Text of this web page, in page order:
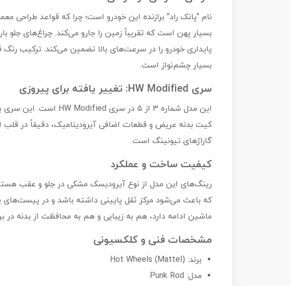
نام "پانک راد" برازنده این خودرو است؛ چرا که قواعد
پایداری خودرو را در سرعت‌های بالا تضمین می‌کند. ترکیب
بسیار چشم‌نواز است.
سری HW Modified: تغییر یافته برای پیروزی
کیت بدنه عریض و قطعات اضافی آیرودینامیک، دقیقاً در
گاراژهای تیونینگ است.
کیفیت ساخت و عملکرد
رینگ‌های این مدل از نوع آیرودیسک مشکی در جلو و عقب
که باعث می‌شود مرکز ثقل پایینی داشته باشد و در
ماشین ادامه دارد، هم به زیبایی و هم به محافظت از بدنه در
مشخصات فنی و کلکسیونی
برند: Hot Wheels (Mattel)
مدل: Punk Rod